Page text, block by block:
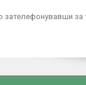
зателефонувавши за